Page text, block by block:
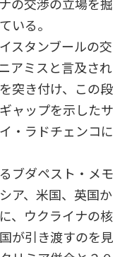
の交渉の立場を掘
いる。
スタンブールの交
アミスと言及され
突き付け、この段
ャップを示したサ
・ラドチェンコに
ブダペスト・メモ
ア、米国、英国か
、ウクライナの核
国が引き渡すのを見